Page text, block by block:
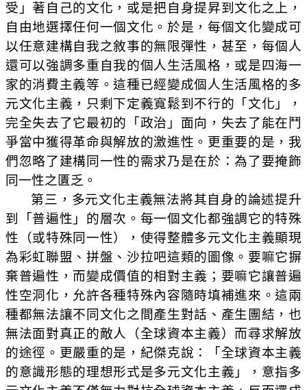
受」著自己的文化，或是把自身提昇到文化之上，
自由地選擇任何一個文化。於是，每個文化變成可
以任意建構自我之敘事的無限彈性，甚至，每個人
還可以強調多重自我的個人生活風格，或是四海一
家的消費主義等。這種已經變成個人生活風格的多
元文化主義，只剩下定義寬鬆到不行的「文化」，
完全失去了它最初的「政治」面向，失去了能在鬥
爭當中獲得革命與解放的激進性。更重要的是，我
們忽略了建構同一性的需求乃是在於：為了要掩飾
同一性之匱乏。
第三，多元文化主義無法將其自身的論述提升
到「普遍性」的層次。每一個文化都強調它的特殊
性（或特殊同一性），使得整體多元文化主義顯現
為彩虹聯盟、拼盤、沙拉吧這類的圖像。要嘛它摒
棄普遍性，而變成價值的相對主義；要嘛它讓普遍
性空洞化，允許各種特殊內容隨時填補進來。這兩
種都無法讓不同文化之間產生對話、產生團結，也
無法面對真正的敵人（全球資本主義）而尋求解放
的途徑。更嚴重的是，紀傑克說：「全球資本主義
的意識形態的理想形式是多元文化主義」，意指多